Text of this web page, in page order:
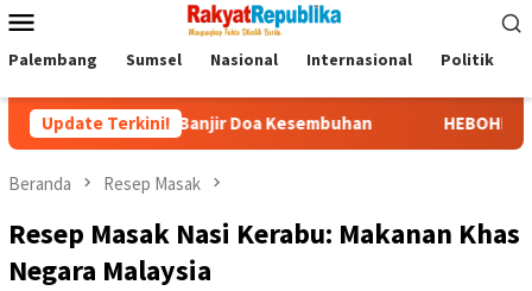
Mobile
Palembang Sumsel Nasional Internasional Politik
Update Terkini!
Doa Kesembuhan HEBOH! Video Viral Pernyataan
Beranda Resep Masak
Resep Masak Nasi Kerabu: Makanan Khas
Negara Malaysia